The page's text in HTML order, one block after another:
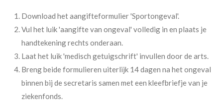
Download het aangifteformulier 'Sportongeval'.
Vul het luik 'aangifte van ongeval' volledig in en plaats je
handtekening rechts onderaan.
Laat het luik 'medisch getuigschrift' invullen door de arts.
Breng beide formulieren uiterlijk 14 dagen na het ongeval
binnen bij de secretaris samen met een kleefbriefje van je
ziekenfonds.